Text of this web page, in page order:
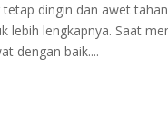
dingin dan awet
lebih lengkapnya. Saat
dengan baik....